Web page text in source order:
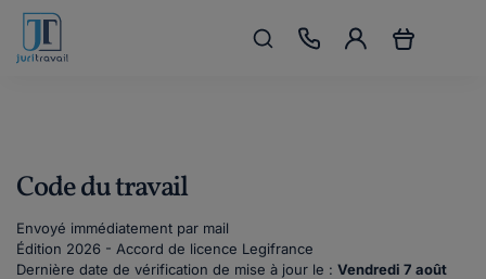
Code du travail
Envoyé immédiatement par mail
Édition 2026 - Accord de licence Legifrance
Dernière date de vérification de mise à jour le : Vendredi 7 août